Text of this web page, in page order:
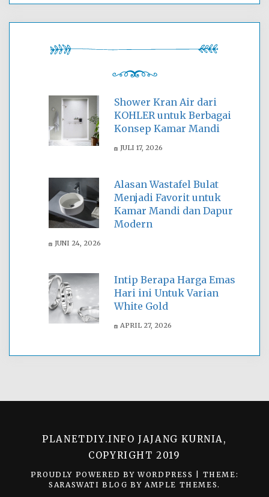
Shower Kran Air dari
KOHLER untuk Berbagai
Konsep Kamar Mandi
JULI 17, 2026
Alasan Wastafel Bulat
Menjadi Favorit untuk
Kamar Mandi dan Dapur
Modern
JUNI 24, 2026
Intip Berapa Harga Emas
Hari ini Untuk Varian
White Gold
APRIL 27, 2026
PLANETDIY.INFO JAJANG KURNIA,
COPYRIGHT 2019
PROUDLY POWERED BY WORDPRESS
THEME:
SARASWATI BLOG BY AMPLE THEMES.